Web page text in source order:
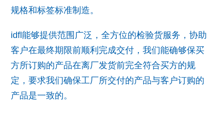
规格和标签标准制造。
idfl能够提供范围广泛，全方位的检验货服务，协助
客户在最终期限前顺利完成交付，我们能确够保买
方所订购的产品在离厂发货前完全符合买方的规
定，要求我们确保工厂所交付的产品与客户订购的
产品是一致的。